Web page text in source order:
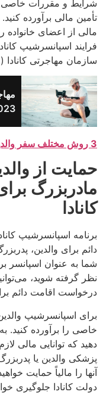
شرایط و مقررات خاصی
تأمین مالی برآورده
مالی از اعضای خانواده
فرایند اسپانسرشیپ
سازمان مهاجرتی کانادا (IRCC) مراجعه کنید
3 روش مختلف سفر والدین به کانادا
حمایت از
مادربزرگ
کانادا
برنامه اسپانسرشیپ
دائم برای والدین،
شما به عنوان اسپانسر
نظر گرفته شوید،
درخواست اقامت دائم
برای اسپانسرشیپ
خاصی را برآورده کنید.
دهید که توانایی مالی
پزشکی والدین یا
آنها را مالیاً حمایت
دولت کانادا جلوگیری